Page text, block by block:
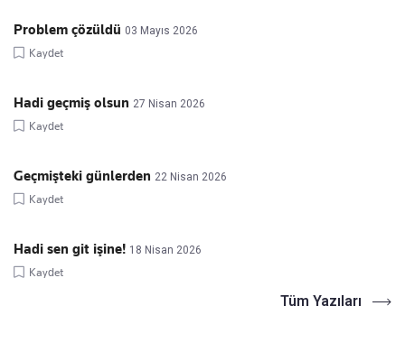
Problem çözüldü 03 Mayıs 2026
Kaydet
Hadi geçmiş olsun 27 Nisan 2026
Kaydet
Geçmişteki günlerden 22 Nisan 2026
Kaydet
Hadi sen git işine! 18 Nisan 2026
Kaydet
Tüm Yazıları